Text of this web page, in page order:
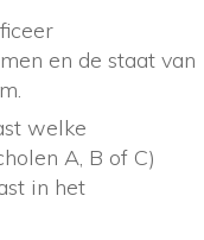
en de staat van
welke
A, B of C)
in het